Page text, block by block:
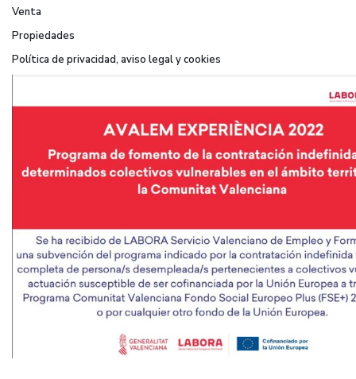
Venta
Propiedades
Política de privacidad, aviso legal y cookies